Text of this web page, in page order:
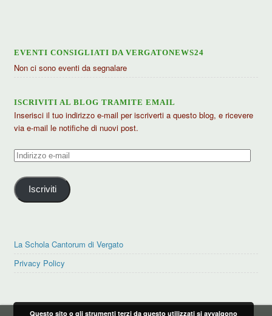
EVENTI CONSIGLIATI DA VERGATONEWS24
Non ci sono eventi da segnalare
ISCRIVITI AL BLOG TRAMITE EMAIL
Inserisci il tuo indirizzo e-mail per iscriverti a questo blog, e ricevere
via e-mail le notifiche di nuovi post.
Indirizzo
mail
Iscriviti
La Schola Cantorum di Vergato
Privacy Policy
Questo sito o gli strumenti terzi da questo utilizzati si avvalgono